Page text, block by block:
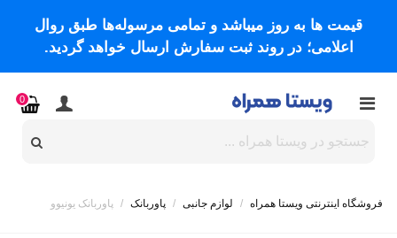
قیمت ها به روز میباشد و تمامی مرسوله‌ها طبق روال
اعلامی؛ در روند ثبت سفارش ارسال خواهد گردید.
0
فروشگاه اینترنتی ویستا همراه / لوازم جانبی / پاوربانک / پاوربانک یونیوو